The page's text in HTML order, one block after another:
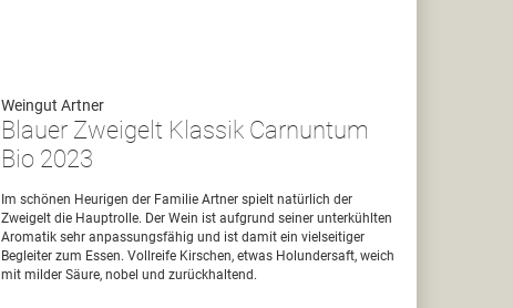
Weingut Artner
Blauer Zweigelt Klassik Carnuntum
Bio 2023
Im schönen Heurigen der Familie Artner spielt natürlich der
Zweigelt die Hauptrolle. Der Wein ist aufgrund seiner unterkühlten
Aromatik sehr anpassungsfähig und ist damit ein vielseitiger
Begleiter zum Essen. Vollreife Kirschen, etwas Holundersaft, weich
mit milder Säure, nobel und zurückhaltend.